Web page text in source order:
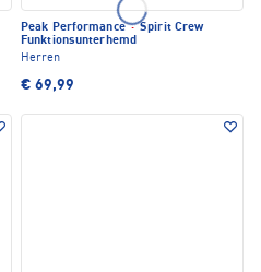
Peak Performance·Spirit Crew
Funktionsunterhemd
Herren
€ 69,99